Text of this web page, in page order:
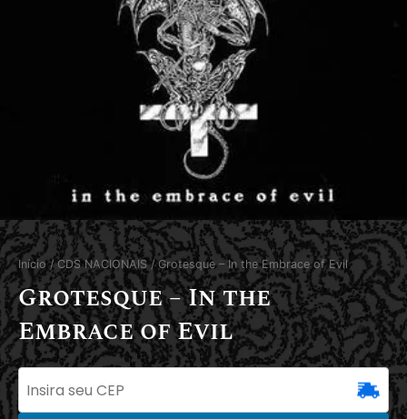
Início/CDS NACIONAIS/ Grotesque – In the Embrace of Evil
Grotesque – In the
Embrace of Evil